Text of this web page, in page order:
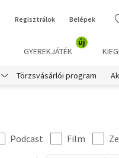
Regisztrálok Belépek
GYEREKJÁTÉK
új
Törzsvásárlói program
Podcast Film